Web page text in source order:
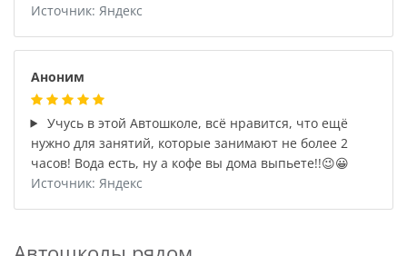
Источник: Яндекс
Аноним
Учусь в этой Автошколе, всё нравится, что ещё
нужно для занятий, которые занимают не более 2
часов! Вода есть, ну а кофе вы дома выпьете!!😉😀
Источник: Яндекс